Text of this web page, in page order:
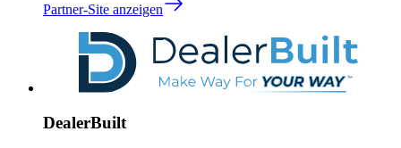
Partner-Site anzeigen
DealerBuilt